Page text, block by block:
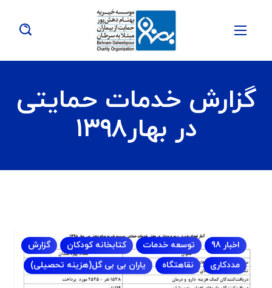
گزارش خدمات حمایتی
در بهار۱۳۹۸
اخبار 98 توسعه خدمات کتابخانه کودکان
گزارش
مددکاری
نقاهتگاه یاران بی بی گل(هزینه تحصیلی)